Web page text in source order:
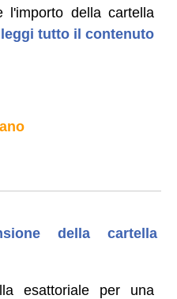
l'importo della cartella
tutto il contenuto
della cartella
esattoriale per una